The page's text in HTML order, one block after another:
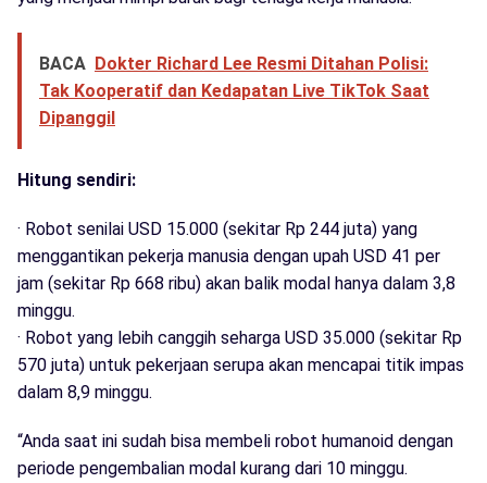
BACA Dokter Richard Lee Resmi Ditahan Polisi:
Tak Kooperatif dan Kedapatan Live TikTok Saat
Dipanggil
Hitung sendiri:
· Robot senilai USD 15.000 (sekitar Rp 244 juta) yang
menggantikan pekerja manusia dengan upah USD 41 per
jam (sekitar Rp 668 ribu) akan balik modal hanya dalam 3,8
minggu.
· Robot yang lebih canggih seharga USD 35.000 (sekitar Rp
570 juta) untuk pekerjaan serupa akan mencapai titik impas
dalam 8,9 minggu.
“Anda saat ini sudah bisa membeli robot humanoid dengan
periode pengembalian modal kurang dari 10 minggu.